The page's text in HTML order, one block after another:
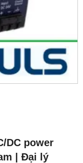
DC power
| Đại lý